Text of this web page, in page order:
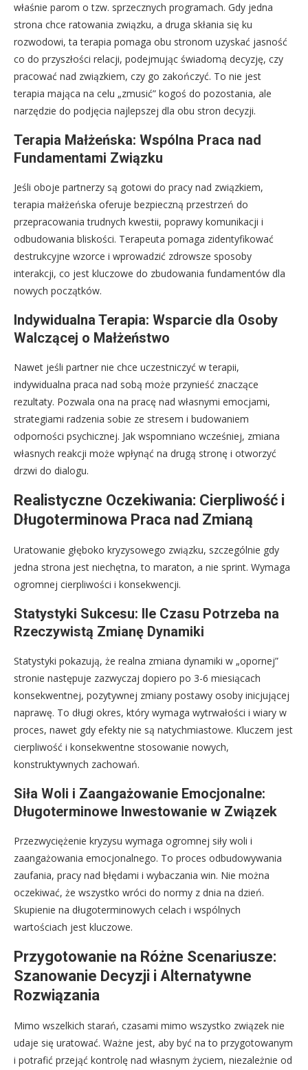
właśnie parom o tzw. sprzecznych programach. Gdy jedna
strona chce ratowania związku, a druga skłania się ku
rozwodowi, ta terapia pomaga obu stronom uzyskać jasność
co do przyszłości relacji, podejmując świadomą decyzję, czy
pracować nad związkiem, czy go zakończyć. To nie jest
terapia mająca na celu „zmusić” kogoś do pozostania, ale
narzędzie do podjęcia najlepszej dla obu stron decyzji.
Terapia Małżeńska: Wspólna Praca nad
Fundamentami Związku
Jeśli oboje partnerzy są gotowi do pracy nad związkiem,
terapia małżeńska oferuje bezpieczną przestrzeń do
przepracowania trudnych kwestii, poprawy komunikacji i
odbudowania bliskości. Terapeuta pomaga zidentyfikować
destrukcyjne wzorce i wprowadzić zdrowsze sposoby
interakcji, co jest kluczowe do zbudowania fundamentów dla
nowych początków.
Indywidualna Terapia: Wsparcie dla Osoby
Walczącej o Małżeństwo
Nawet jeśli partner nie chce uczestniczyć w terapii,
indywidualna praca nad sobą może przynieść znaczące
rezultaty. Pozwala ona na pracę nad własnymi emocjami,
strategiami radzenia sobie ze stresem i budowaniem
odporności psychicznej. Jak wspomniano wcześniej, zmiana
własnych reakcji może wpłynąć na drugą stronę i otworzyć
drzwi do dialogu.
Realistyczne Oczekiwania: Cierpliwość i
Długoterminowa Praca nad Zmianą
Uratowanie głęboko kryzysowego związku, szczególnie gdy
jedna strona jest niechętna, to maraton, a nie sprint. Wymaga
ogromnej cierpliwości i konsekwencji.
Statystyki Sukcesu: Ile Czasu Potrzeba na
Rzeczywistą Zmianę Dynamiki
Statystyki pokazują, że realna zmiana dynamiki w „opornej”
stronie następuje zazwyczaj dopiero po 3-6 miesiącach
konsekwentnej, pozytywnej zmiany postawy osoby inicjującej
naprawę. To długi okres, który wymaga wytrwałości i wiary w
proces, nawet gdy efekty nie są natychmiastowe. Kluczem jest
cierpliwość i konsekwentne stosowanie nowych,
konstruktywnych zachowań.
Siła Woli i Zaangażowanie Emocjonalne:
Długoterminowe Inwestowanie w Związek
Przezwyciężenie kryzysu wymaga ogromnej siły woli i
zaangażowania emocjonalnego. To proces odbudowywania
zaufania, pracy nad błędami i wybaczania win. Nie można
oczekiwać, że wszystko wróci do normy z dnia na dzień.
Skupienie na długoterminowych celach i wspólnych
wartościach jest kluczowe.
Przygotowanie na Różne Scenariusze:
Szanowanie Decyzji i Alternatywne
Rozwiązania
Mimo wszelkich starań, czasami mimo wszystko związek nie
udaje się uratować. Ważne jest, aby być na to przygotowanym
i potrafić przejąć kontrolę nad własnym życiem, niezależnie od